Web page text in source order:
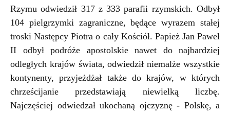
Rzymu odwiedził 317 z 333 parafii rzymskich. Odbył
104 pielgrzymki zagraniczne, będące wyrazem stałej
troski Następcy Piotra o cały Kościół. Papież Jan Paweł
II odbył podróże apostolskie nawet do najbardziej
odległych krajów świata, odwiedził niemalże wszystkie
kontynenty, przyjeżdżał także do krajów, w których
chrześcijanie przedstawiają niewielką liczbę.
Najczęściej odwiedzał ukochaną ojczyznę - Polskę, a